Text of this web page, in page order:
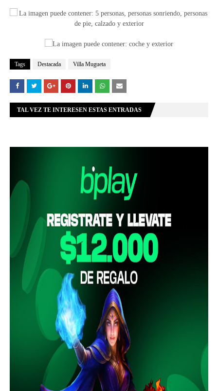
Tags Destacada Villa Mugueta
TAL VEZ TE INTERESEN ESTAS ENTRADAS